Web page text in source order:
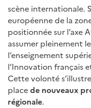
scène internationale.
européenne de la
positionnée sur l’axe
assumer pleinement
l’enseignement
l’Innovation français
Cette volonté
placede nouveaux
régionale.